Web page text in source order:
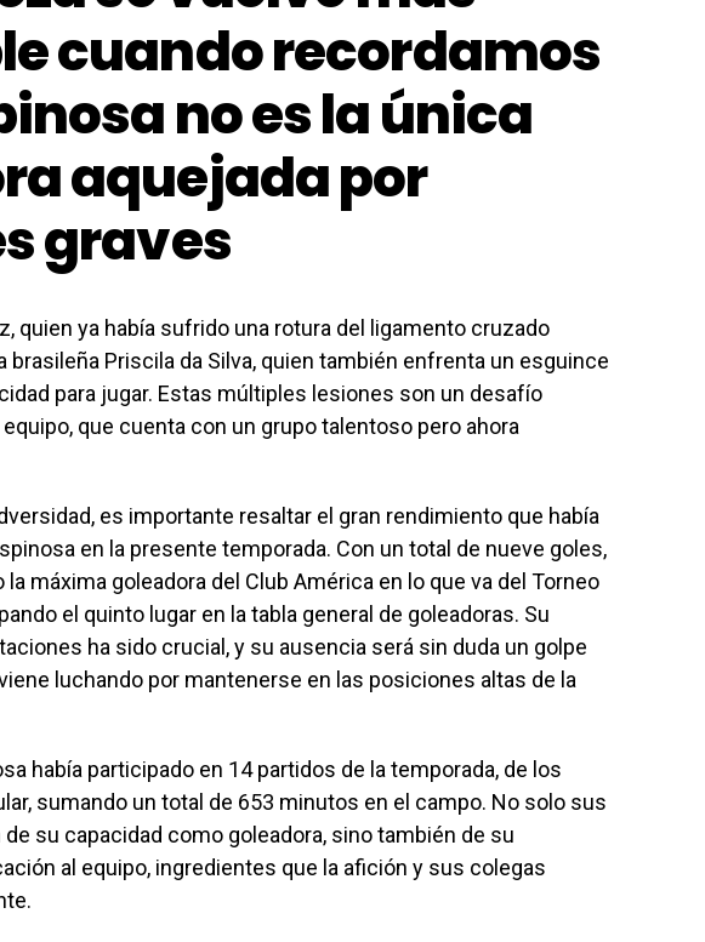
cuando recordamos
no es la única
aquejada por
graves
quien ya había sufrido una rotura del ligamento cruzado
brasileña Priscila da Silva, quien también enfrenta un esguince
para jugar. Estas múltiples lesiones son un desafío
que cuenta con un grupo talentoso pero ahora
es importante resaltar el gran rendimiento que había
en la presente temporada. Con un total de nueve goles,
máxima goleadora del Club América en lo que va del Torneo
el quinto lugar en la tabla general de goleadoras. Su
ha sido crucial, y su ausencia será sin duda un golpe
luchando por mantenerse en las posiciones altas de la
había participado en 14 partidos de la temporada, de los
sumando un total de 653 minutos en el campo. No solo sus
su capacidad como goleadora, sino también de su
al equipo, ingredientes que la afición y sus colegas